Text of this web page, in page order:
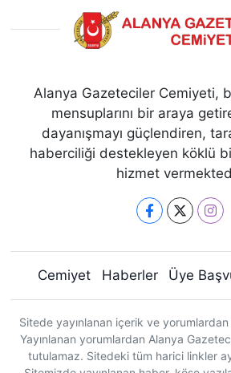
Alanya Gazeteciler Cemiyeti,
mensuplarını bir araya
dayanışmayı güçlendiren,
haberciliği destekleyen köklü
hizmet
Cemiyet Haberler Üye
Sitede yayınlanan içerik ve yorumlardan
Yayınlanan yorumlardan Alanya
tutulamaz. Sitedeki tüm harici linkler